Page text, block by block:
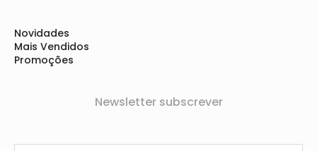
Novidades
Mais Vendidos
Promoções
Newsletter subscrever